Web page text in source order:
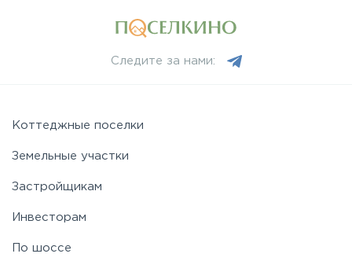
Следите за нами:
Коттеджные поселки
Земельные участки
Застройщикам
Инвесторам
По шоссе